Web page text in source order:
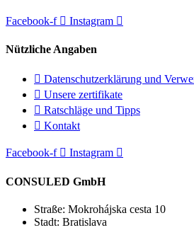
Facebook-f Instagram
Nützliche Angaben
Datenschutzerklärung und
Unsere zertifikate
Ratschläge und Tipps
Kontakt
Facebook-f Instagram
CONSULED GmbH
Straße: Mokrohájska cesta 10
Stadt: Bratislava